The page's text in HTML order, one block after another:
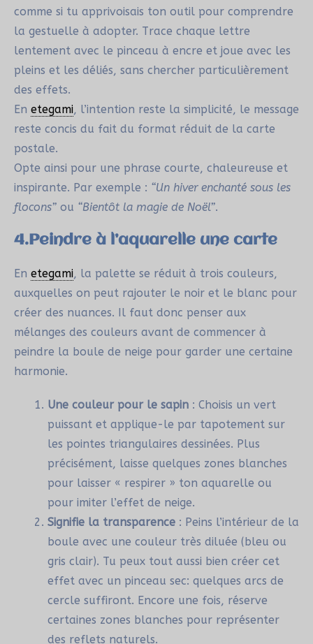
comme si tu apprivoisais ton outil pour comprendre
la gestuelle à adopter. Trace chaque lettre
lentement avec le pinceau à encre et joue avec les
pleins et les déliés, sans chercher particulièrement
des effets.
En etegami, l’intention reste la simplicité, le message
reste concis du fait du format réduit de la carte
postale.
Opte ainsi pour une phrase courte, chaleureuse et
inspirante. Par exemple : “Un hiver enchanté sous les
flocons” ou “Bientôt la magie de Noël”.
4.Peindre à l’aquarelle une carte
En etegami, la palette se réduit à trois couleurs,
auxquelles on peut rajouter le noir et le blanc pour
créer des nuances. Il faut donc penser aux
mélanges des couleurs avant de commencer à
peindre la boule de neige pour garder une certaine
harmonie.
Une couleur pour le sapin : Choisis un vert
puissant et applique-le par tapotement sur
les pointes triangulaires dessinées. Plus
précisément, laisse quelques zones blanches
pour laisser « respirer » ton aquarelle ou
pour imiter l’effet de neige.
Signifie la transparence : Peins l’intérieur de la
boule avec une couleur très diluée (bleu ou
gris clair). Tu peux tout aussi bien créer cet
effet avec un pinceau sec: quelques arcs de
cercle suffiront. Encore une fois, réserve
certaines zones blanches pour représenter
des reflets naturels.